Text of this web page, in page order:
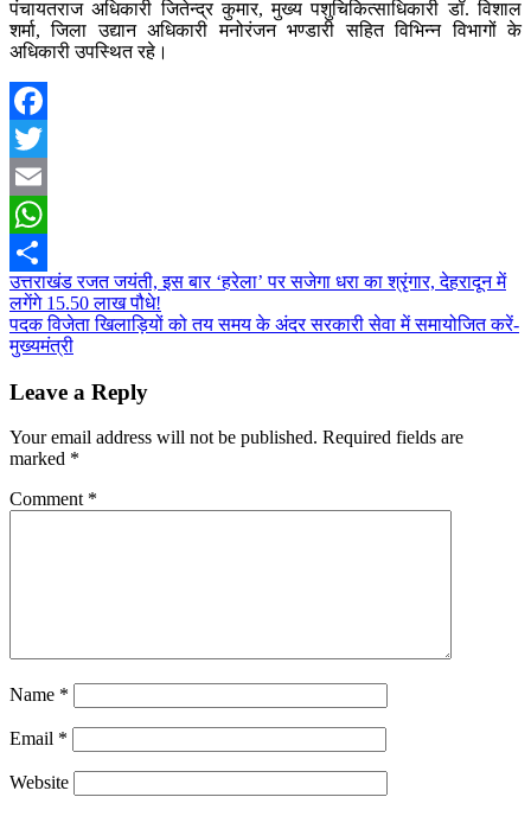
पंचायतराज अधिकारी जितेन्द्र कुमार, मुख्य पशुचिकित्साधिकारी डॉ. विशाल
शर्मा, जिला उद्यान अधिकारी मनोरंजन भण्डारी सहित विभिन्न विभागों के
अधिकारी उपस्थित रहे।
Facebook
Twitter
Email
WhatsApp
Share
Post
navigation
उत्तराखंड रजत जयंती, इस बार ‘हरेला’ पर सजेगा धरा का श्रृंगार, देहरादून में
लगेंगे 15.50 लाख पौधे!
पदक विजेता खिलाड़ियों को तय समय के अंदर सरकारी सेवा में समायोजित करें-
मुख्यमंत्री
Leave a Reply
Your email address will not be published. Required fields are
marked *
Comment *
Name *
Email *
Website